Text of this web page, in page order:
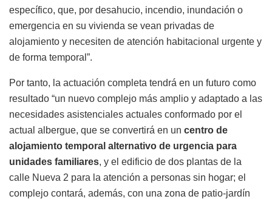
específico, que, por desahucio, incendio, inundación o
emergencia en su vivienda se vean privadas de
alojamiento y necesiten de atención habitacional urgente y
de forma temporal”.
Por tanto, la actuación completa tendrá en un futuro como
resultado “un nuevo complejo más amplio y adaptado a las
necesidades asistenciales actuales conformado por el
actual albergue, que se convertirá en un centro de
alojamiento temporal alternativo de urgencia para
unidades familiares, y el edificio de dos plantas de la
calle Nueva 2 para la atención a personas sin hogar; el
complejo contará, además, con una zona de patio-jardín